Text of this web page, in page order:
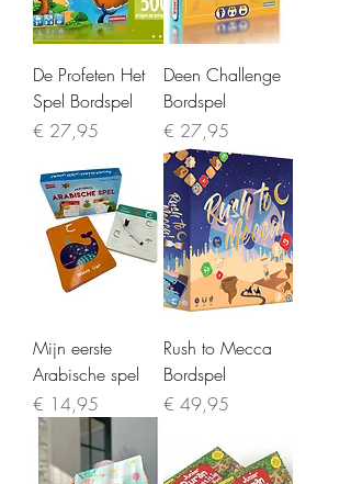
De Profeten Het
Spel Bordspel
Prijs
€ 27,95
Deen Challenge
Bordspel
Prijs
€ 27,95
Mijn eerste
Arabische spel
Prijs
€ 14,95
Rush to Mecca
Bordspel
Prijs
€ 49,95